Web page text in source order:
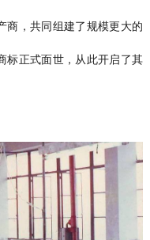
商，共同组建了规模更大的
标正式面世，从此开启了其